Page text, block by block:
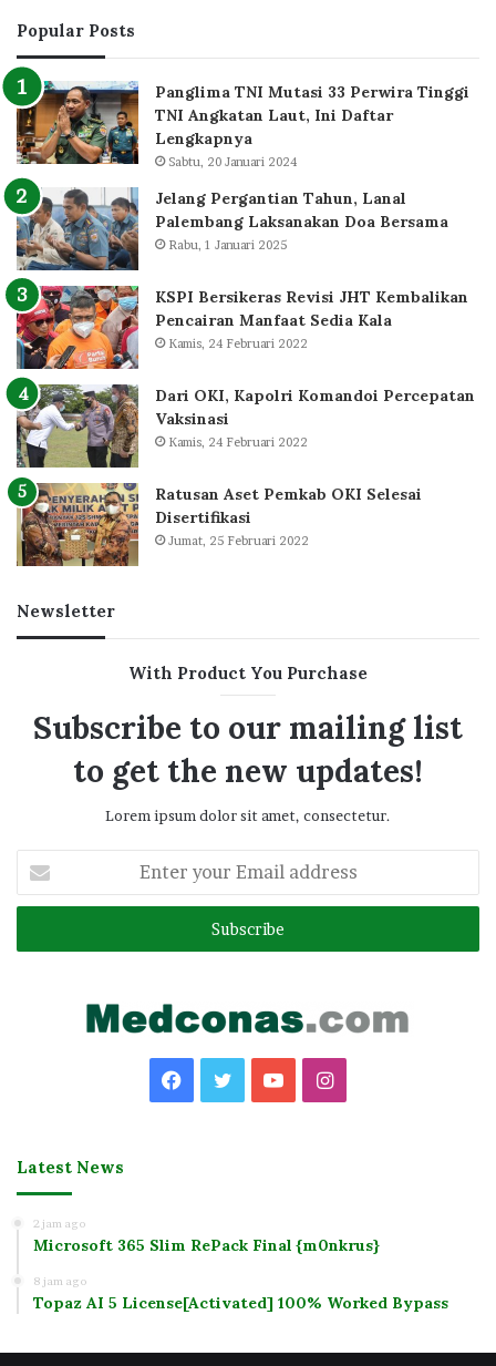
Popular Posts
Panglima TNI Mutasi 33 Perwira Tinggi
TNI Angkatan Laut, Ini Daftar
Lengkapnya
Sabtu, 20 Januari 2024
Jelang Pergantian Tahun, Lanal
Palembang Laksanakan Doa Bersama
Rabu, 1 Januari 2025
KSPI Bersikeras Revisi JHT Kembalikan
Pencairan Manfaat Sedia Kala
Kamis, 24 Februari 2022
Dari OKI, Kapolri Komandoi Percepatan
Vaksinasi
Kamis, 24 Februari 2022
Ratusan Aset Pemkab OKI Selesai
Disertifikasi
Jumat, 25 Februari 2022
Newsletter
With Product You Purchase
Subscribe to our mailing list
to get the new updates!
Lorem ipsum dolor sit amet, consectetur.
your
Email
Facebook
TwitterYouTubeInstagram
Latest News
2 jam ago
Microsoft 365 Slim RePack Final {m0nkrus}
8 jam ago
Topaz AI 5 License[Activated] 100% Worked Bypass